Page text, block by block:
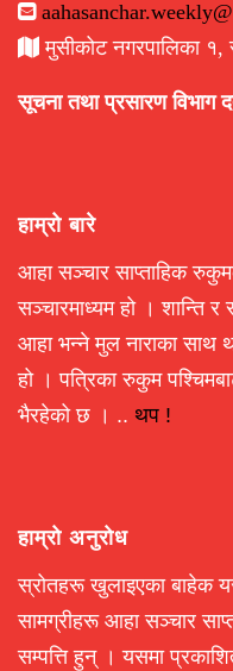
मुसीकोट नगरपालिका
सूचना तथा प्रसारण विभाग
हाम्रो बारे
आहा सञ्चार साप्ताहिक
सञ्चारमाध्यम हो । शान्ति र
आहा भन्ने मुल नाराका साथ
हो । पत्रिका रुकुम
भैरहेको छ । .. थप !
हाम्रो अनुरोध
स्रोतहरू खुलाइएका बाहेक
सामग्रीहरू आहा सञ्चार
सम्पत्ति हुन् । यसमा